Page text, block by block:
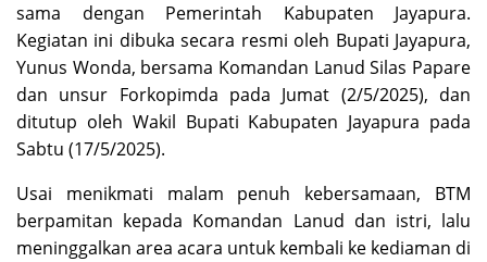
sama dengan Pemerintah Kabupaten Jayapura.
Kegiatan ini dibuka secara resmi oleh Bupati Jayapura,
Yunus Wonda, bersama Komandan Lanud Silas Papare
dan unsur Forkopimda pada Jumat (2/5/2025), dan
ditutup oleh Wakil Bupati Kabupaten Jayapura pada
Sabtu (17/5/2025).
Usai menikmati malam penuh kebersamaan, BTM
berpamitan kepada Komandan Lanud dan istri, lalu
meninggalkan area acara untuk kembali ke kediaman di